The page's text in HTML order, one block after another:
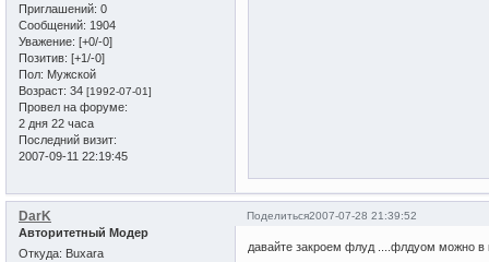
Приглашений: 0
Сообщений: 1904
Уважение: [+0/-0]
Позитив: [+1/-0]
Пол: Мужской
Возраст: 34 [1992-07-01]
Провел на форуме:
2 дня 22 часа
Последний визит:
2007-09-11 22:19:45
Поделиться2007-07-28 21:39:52
DarK
Авторитетный Модер
Откуда: Buxara
давайте закроем флуд ....флдуом можно в